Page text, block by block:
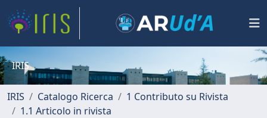
IRIS
IRIS Catalogo Ricerca
1 Contributo su Rivista
1.1 Articolo in rivista